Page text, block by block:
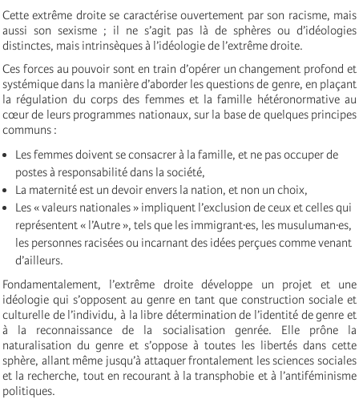
Cette extrême droite se caractérise ouvertement par son racisme, mais
aussi son sexisme ; il ne s’agit pas là de sphères ou d’idéologies
distinctes, mais intrinsèques à l’idéologie de l’extrême droite.
Ces forces au pouvoir sont en train d’opérer un changement profond et
systémique dans la manière d’aborder les questions de genre, en plaçant
la régulation du corps des femmes et la famille hétéronormative au
cœur de leurs programmes nationaux, sur la base de quelques principes
communs :
Les femmes doivent se consacrer à la famille, et ne pas occuper de
postes à responsabilité dans la société,
La maternité est un devoir envers la nation, et non un choix,
Les « valeurs nationales » impliquent l’exclusion de ceux et celles qui
représentent « l’Autre », tels que les immigrant·es, les musuluman·es,
les personnes racisées ou incarnant des idées perçues comme venant
d’ailleurs.
Fondamentalement, l’extrême droite développe un projet et une
idéologie qui s’opposent au genre en tant que construction sociale et
culturelle de l’individu, à la libre détermination de l’identité de genre et
à la reconnaissance de la socialisation genrée. Elle prône la
naturalisation du genre et s’oppose à toutes les libertés dans cette
sphère, allant même jusqu’à attaquer frontalement les sciences sociales
et la recherche, tout en recourant à la transphobie et à l’antiféminisme
politiques.